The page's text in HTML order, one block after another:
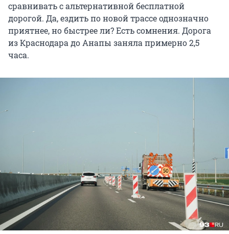
сравнивать с альтернативной бесплатной
дорогой. Да, ездить по новой трассе однозначно
приятнее, но быстрее ли? Есть сомнения. Дорога
из Краснодара до Анапы заняла примерно 2,5
часа.